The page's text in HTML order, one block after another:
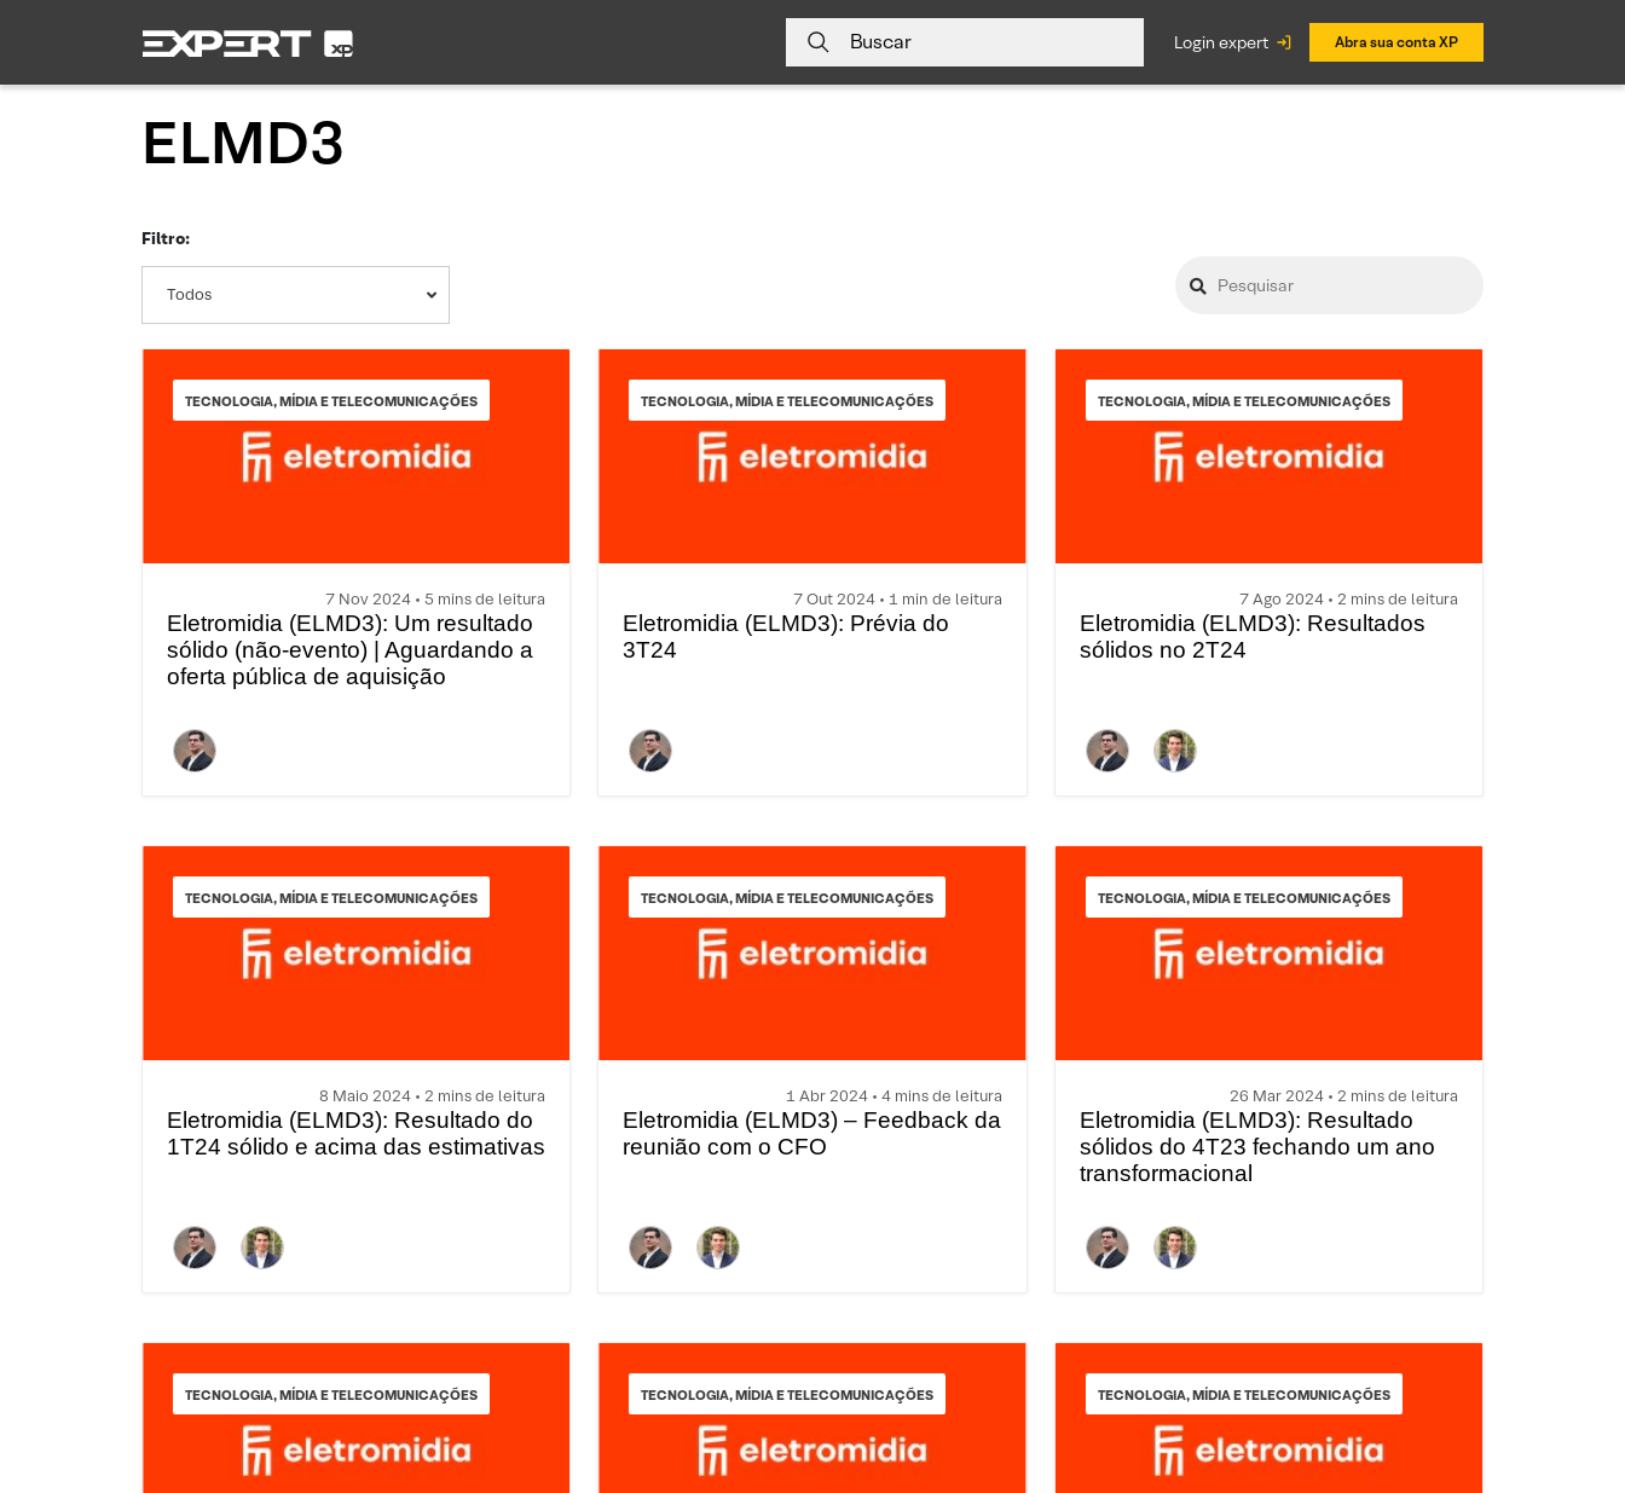
Buscar login expert Abra sua conta XP
ELMD3
Filtro:
Todos
TECNOLOGIA, MÍDIA E TELECOMUNICAÇÕES
7 Nov 2024 • 5 mins de leitura
Eletromidia (ELMD3): Um resultado
sólido (não-evento) | Aguardando a
oferta pública de aquisição
TECNOLOGIA, MÍDIA E TELECOMUNICAÇÕES
7 Out 2024 • 1 min de leitura
Eletromidia (ELMD3): Prévia do
3T24
TECNOLOGIA, MÍDIA E TELECOMUNICAÇÕES
7 Ago 2024 • 2 mins de leitura
Eletromidia (ELMD3): Resultados
sólidos no 2T24
TECNOLOGIA, MÍDIA E TELECOMUNICAÇÕES
8 Maio 2024 • 2 mins de leitura
Eletromidia (ELMD3): Resultado do
1T24 sólido e acima das estimativas
TECNOLOGIA, MÍDIA E TELECOMUNICAÇÕES
1 Abr 2024 • 4 mins de leitura
Eletromidia (ELMD3) – Feedback da
reunião com o CFO
TECNOLOGIA, MÍDIA E TELECOMUNICAÇÕES
26 Mar 2024 • 2 mins de leitura
Eletromidia (ELMD3): Resultado
sólidos do 4T23 fechando um ano
transformacional
TECNOLOGIA, MÍDIA E TELECOMUNICAÇÕES TECNOLOGIA, MÍDIA E TELECOMUNICAÇÕES TECNOLOGIA, MÍDIA E TELECOMUNICAÇÕES